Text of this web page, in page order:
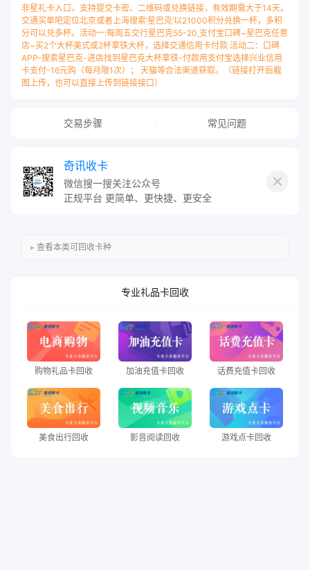
非星礼卡入口，支持提交卡密、二维码或兑换链接，有效期需大于14天。
交通买单吧定位北京或者上海搜索‘星巴克’以21000积分兑换一杯，多积
分可以兑多杯。活动一:每周五交行星巴克55-20,支付宝口碑~星巴克任意
店~买2个大杯美式或2杯拿铁大杯，选择交通信用卡付款 活动二：口碑
APP-搜索星巴克-进店找到星巴克大杯拿铁-付款用支付宝选择兴业信用
卡支付-16元购（每月限1次）； 天猫等合法渠道获取。（链接打开后截
图上传，也可以直接上传到链接接口）
交易步骤 常见问题
奇讯收卡
微信搜一搜关注公众号
正规平台 更简单、更快捷、更安全
此卡种无需卡号，只需填写卡密，
查看本类可回收卡种
专业礼品卡回收
购物礼品卡回收 加油充值卡回收 话费充值卡回收
美食出行回收 影音阅读回收 游戏点卡回收